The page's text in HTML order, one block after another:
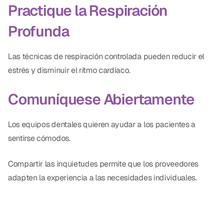
Practique la Respiración
Profunda
Las técnicas de respiración controlada pueden reducir el
estrés y disminuir el ritmo cardíaco.
Comuníquese Abiertamente
Los equipos dentales quieren ayudar a los pacientes a
sentirse cómodos.
Compartir las inquietudes permite que los proveedores
adapten la experiencia a las necesidades individuales.